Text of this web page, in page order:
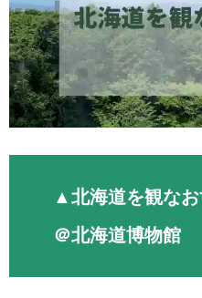
▲ 北海道を観な
＠北海道博物館